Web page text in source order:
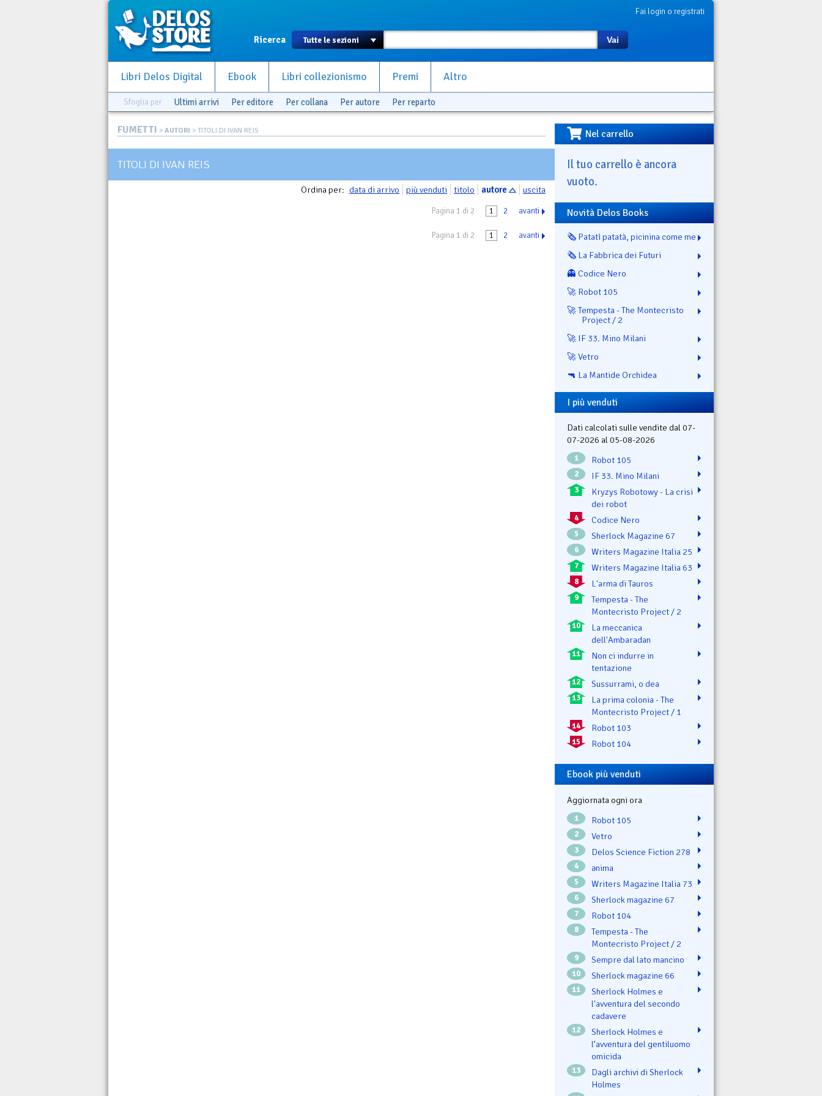
Fai login o registrati
Ricerca Vai
Libri Delos Digital Ebook Libri collezionismo Premi Altro
Sfoglia per Ultimi arrivi Per editore Per collana Per autore Per reparto
FUMETTI > AUTORI > TITOLI DI IVAN REIS
TITOLI DI IVAN REIS
Ordina per: data di arrivo più venduti titolo autore uscita
Pagina 1 di 2 1 2 avanti
Pagina 1 di 2 1 2 avanti
Nel carrello
Il tuo carrello è ancora
vuoto.
Novità Delos Books
🗞️ Patatì patatà, picinina come me
🗞️ La Fabbrica dei Futuri
👻 Codice Nero
🚀 Robot 105
🚀 Tempesta - The Montecristo
Project / 2
🚀 IF 33. Mino Milani
🚀 Vetro
🔫 La Mantide Orchidea
I più venduti
Dati calcolati sulle vendite dal 07-
07-2026 al 05-08-2026
1 Robot 105
2 IF 33. Mino Milani
3
Kryzys Robotowy - La crisi
dei robot
4 Codice Nero
5 Sherlock Magazine 67
6 Writers Magazine Italia 25
7 Writers Magazine Italia 63
8 L'arma di Tauros
9
Tempesta - The
Montecristo Project / 2
10
La meccanica
dell'Ambaradan
11
Non ci indurre in
tentazione
12 Sussurrami, o dea
13
La prima colonia - The
Montecristo Project / 1
14 Robot 103
15 Robot 104
Ebook più venduti
Aggiornata ogni ora
1 Robot 105
2 Vetro
3 Delos Science Fiction 278
4 ənima
5 Writers Magazine Italia 73
6 Sherlock magazine 67
7 Robot 104
8
Tempesta - The
Montecristo Project / 2
9 Sempre dal lato mancino
10 Sherlock magazine 66
11
Sherlock Holmes e
l'avventura del secondo
cadavere
12
Sherlock Holmes e
l’avventura del gentiluomo
omicida
13
Dagli archivi di Sherlock
Holmes